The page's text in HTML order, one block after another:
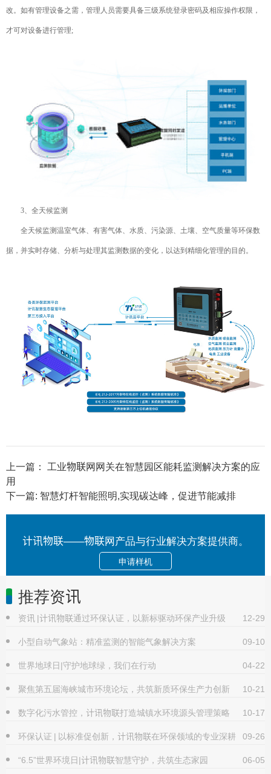
改。如有管理设备之需，管理人员需要具备三级系统登录密码及相应操作权限，
才可对设备进行管理;
3、全天候监测
全天候监测温室气体、有害气体、水质、污染源、土壤、空气质量等环保数
据，并实时存储、分析与处理其监测数据的变化，以达到精细化管理的目的。
上一篇： 工业物联网网关在智慧园区能耗监测解决方案的应
用
下一篇: 智慧灯杆智能照明,实现碳达峰，促进节能减排
计讯物联——物联网产品与行业解决方案提供商。
申请样机
推荐资讯
资讯 |计讯物联通过环保认证，以新标驱动环保产业升级
12-29
小型自动气象站：精准监测的智能气象解决方案
09-10
世界地球日|守护地球绿，我们在行动
04-22
聚焦第五届海峡城市环境论坛，共筑新质环保生产力创新
10-21
数字化污水管控，计讯物联打造城镇水环境源头管理策略
10-17
环保认证 | 以标准促创新，计讯物联在环保领域的专业深耕 09-26
“6.5”世界环境日|计讯物联智慧守护，共筑生态家园
06-05